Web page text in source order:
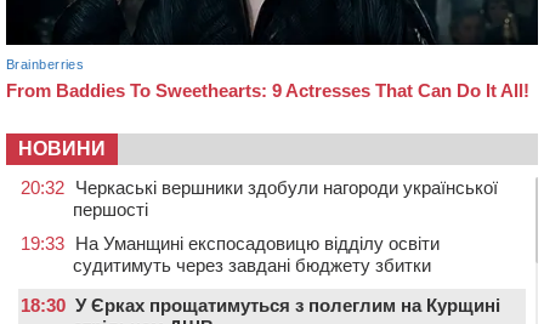
НОВИНИ
20:32 Черкаські вершники здобули нагороди української
першості
19:33 На Уманщині експосадовицю відділу освіти
судитимуть через завдані бюджету збитки
18:30 У Єрках прощатимуться з полеглим на Курщині